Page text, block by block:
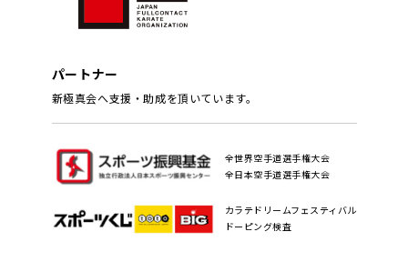
パートナー
新極真会へ支援・助成を頂いています。
全世界空手道選手権大会
全日本空手道選手権大会
カラテドリームフェスティバル
ドーピング検査